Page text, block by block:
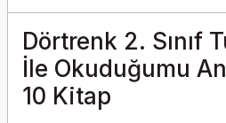
Dörtrenk 2. Sınıf
İle Okuduğumu
10 Kitap